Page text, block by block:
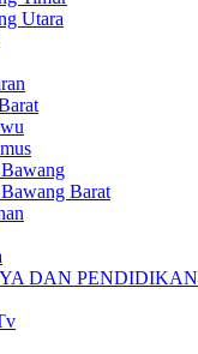
Utara
Barat
DAN PENDIDIKAN